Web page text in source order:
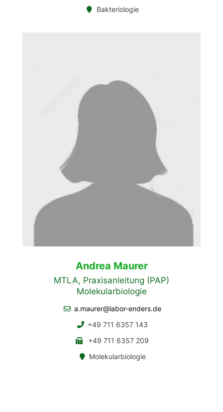
Bakteriologie
Andrea Maurer
MTLA, Praxisanleitung (PAP)
Molekularbiologie
a.maurer@labor-enders.de
+49 711 6357 143
+49 711 6357 209
Molekularbiologie